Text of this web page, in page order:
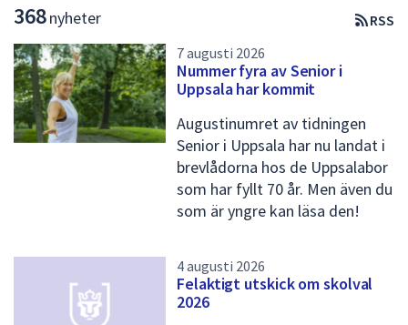
av
dem.
L
i
s
t
a
n
368nyheter
RSS
7 augusti 2026
Nummer fyra av Senior i
Uppsala har kommit
Augustinumret av tidningen
Senior i Uppsala har nu landat i
brevlådorna hos de Uppsalabor
som har fyllt 70 år. Men även du
som är yngre kan läsa den!
4 augusti 2026
Felaktigt utskick om skolval
2026